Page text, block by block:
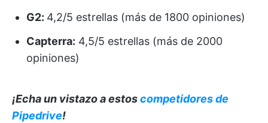
G2: 4,2/5 estrellas (más de 1800 opiniones)
Capterra: 4,5/5 estrellas (más de 2000
opiniones)
¡Echa un vistazo a estoscompetidores de
Pipedrive!